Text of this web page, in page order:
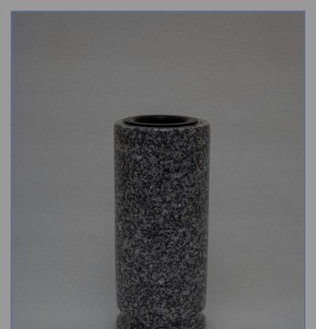
Kamenné truhlíky
Zvířecí náhrobky a pomníčky
Kamenné stoly, konferenční stolky
Barevné kamenné drti
Štípané kamenné obklady
Dárkové předměty z přírodního kamene
Gabiony, gabionový kámen
Údržba a čištění kamene